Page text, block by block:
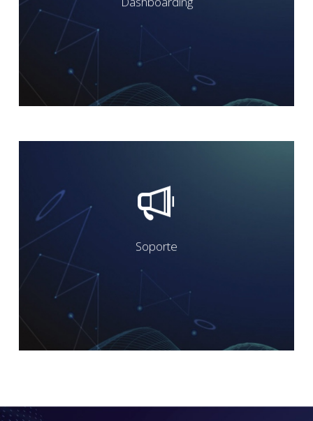
Diseñamos y desarrollamos
dashboards personalizados que
Soporte
Soporte continuo que garantiza
la actualización de datos,
evolución según las necesidades
.